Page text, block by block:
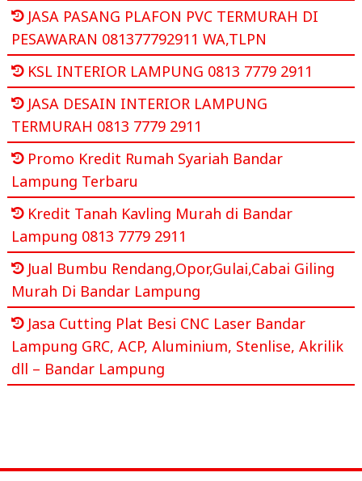
JASA PASANG PLAFON PVC TERMURAH DI
PESAWARAN 081377792911 WA,TLPN
KSL INTERIOR LAMPUNG 0813 7779 2911
JASA DESAIN INTERIOR LAMPUNG
TERMURAH 0813 7779 2911
Promo Kredit Rumah Syariah Bandar
Lampung Terbaru
Kredit Tanah Kavling Murah di Bandar
Lampung 0813 7779 2911
Jual Bumbu Rendang,Opor,Gulai,Cabai Giling
Murah Di Bandar Lampung
Jasa Cutting Plat Besi CNC Laser Bandar
Lampung GRC, ACP, Aluminium, Stenlise, Akrilik
dll – Bandar Lampung